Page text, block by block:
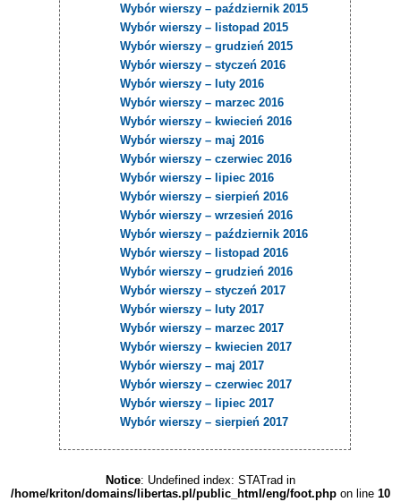
Wybór wierszy – październik 2015
Wybór wierszy – listopad 2015
Wybór wierszy – grudzień 2015
Wybór wierszy – styczeń 2016
Wybór wierszy – luty 2016
Wybór wierszy – marzec 2016
Wybór wierszy – kwiecień 2016
Wybór wierszy – maj 2016
Wybór wierszy – czerwiec 2016
Wybór wierszy – lipiec 2016
Wybór wierszy – sierpień 2016
Wybór wierszy – wrzesień 2016
Wybór wierszy – październik 2016
Wybór wierszy – listopad 2016
Wybór wierszy – grudzień 2016
Wybór wierszy – styczeń 2017
Wybór wierszy – luty 2017
Wybór wierszy – marzec 2017
Wybór wierszy – kwiecien 2017
Wybór wierszy – maj 2017
Wybór wierszy – czerwiec 2017
Wybór wierszy – lipiec 2017
Wybór wierszy – sierpień 2017
Notice: Undefined index: STATrad in
/home/kriton/domains/libertas.pl/public_html/eng/foot.php on line 10